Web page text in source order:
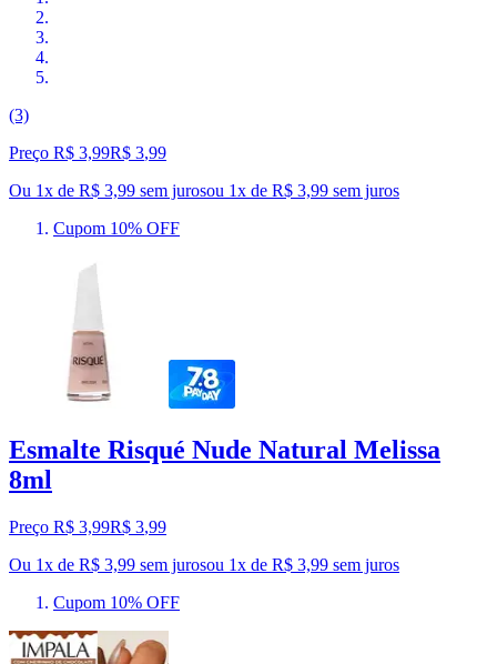
(3)
Preço R$ 3,99R$ 3,99
Ou 1x de R$ 3,99 sem jurosou 1x de R$ 3,99 sem juros
Cupom 10% OFF
Esmalte Risqué Nude Natural Melissa
8ml
Preço R$ 3,99R$ 3,99
Ou 1x de R$ 3,99 sem jurosou 1x de R$ 3,99 sem juros
Cupom 10% OFF